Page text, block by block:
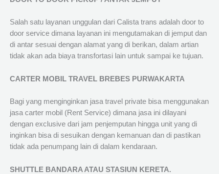
Salah satu layanan unggulan dari Calista trans adalah door to
door service dimana layanan ini mengutamakan di jemput dan
di antar sesuai dengan alamat yang di berikan, dalam artian
tidak akan ada biaya transfortasi lain untuk sampai ke tujuan.
CARTER MOBIL TRAVEL BREBES PURWAKARTA
Bagi yang menginginkan jasa travel private bisa menggunakan
jasa carter mobil (Rent Service) dimana jasa ini dilayani
dengan exclusive dari jam penjemputan hingga unit yang di
inginkan bisa di sesuikan dengan kemanuan dan di pastikan
tidak ada penumpang lain di dalam kendaraan.
SHUTTLE BANDARA ATAU STASIUN KERETA.